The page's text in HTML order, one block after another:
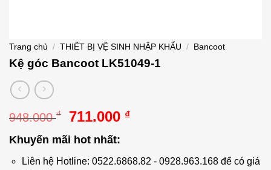
Trang chủ / THIẾT BỊ VỆ SINH NHẬP KHẨU / Bancoot
Kệ góc Bancoot LK51049-1
948.000₫
Giá
là:
948.000 ₫.
711.000 ₫Giá
là:
Khuyến mãi hot nhất:
Liên hệ Hotline: 0522.6868.82 - 0928.963.168 để có giá